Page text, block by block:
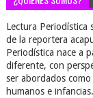
Lectura Periodística
de la reportera
Periodística nace a
diferente, con
ser abordados
humanos e